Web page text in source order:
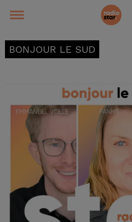
BONJOUR LE SUD